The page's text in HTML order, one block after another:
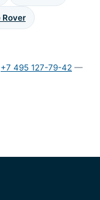
Rover
+7 495 127-79-42 —